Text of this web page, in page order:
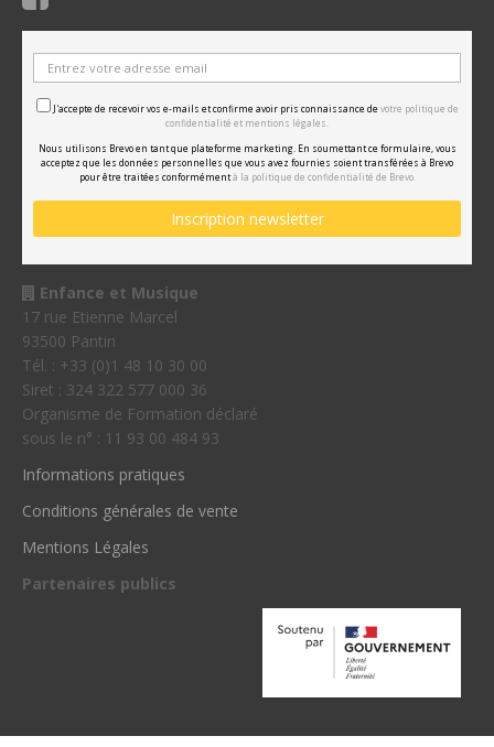
J'accepte de recevoir vos e-mails et confirme avoir pris connaissance de votre politique de
confidentialité et mentions légales.
Nous utilisons Brevo en tant que plateforme marketing. En soumettant ce formulaire, vous
acceptez que les données personnelles que vous avez fournies soient transférées à Brevo
pour être traitées conformémentà la politique de confidentialité de Brevo.
Enfance et Musique
17 rue Etienne Marcel
93500 Pantin
Tél. : +33 (0)1 48 10 30 00
Siret : 324 322 577 000 36
Organisme de Formation déclaré
sous le n° : 11 93 00 484 93
Informations pratiques
Conditions générales de vente
Mentions Légales
Partenaires publics